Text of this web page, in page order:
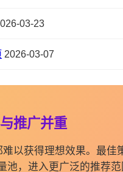
03-23
2026-03-07
推广并重
以获得理想效果。最
池，进入更广泛的推荐